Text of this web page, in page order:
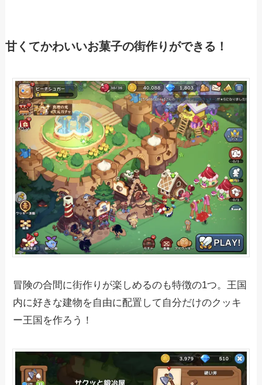
甘くてかわいいお菓子の街作りができる！
冒険の合間に街作りが楽しめるのも特徴の1つ。王国
内に好きな建物を自由に配置して自分だけのクッキ
ー王国を作ろう！